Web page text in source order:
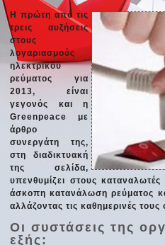
Η πρώτη από τις
τρεις αυξήσεις
στους
λογαριασμούς
ηλεκτρικού
ρεύματος για
2013, είναι
γεγονός και η
Greenpeace με
άρθρο
συνεργάτη της,
στη διαδικτυακή
της σελίδα,
υπενθυμίζει στους
άσκοπη κατανάλωση ρεύματος
αλλάζοντας τις καθημερινές τους
Οι συστάσεις της
εξής: